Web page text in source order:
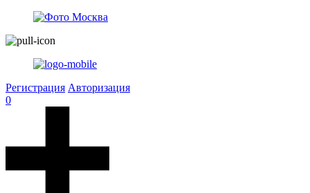
Регистрация Авторизация
0